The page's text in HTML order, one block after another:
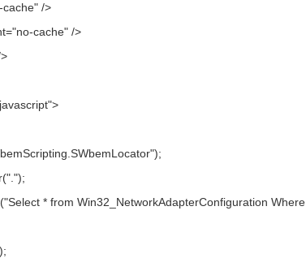
/>
cache" />
* from Win32_NetworkAdapterConfiguration Where